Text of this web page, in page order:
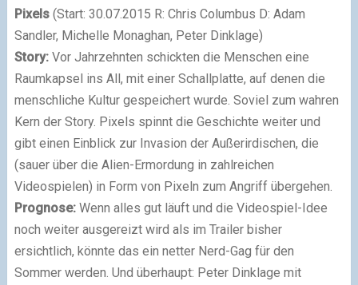
Pixels(Start: 30.07.2015 R: Chris Columbus D: Adam
Sandler, Michelle Monaghan, Peter Dinklage)
Story:Vor Jahrzehnten schickten die Menschen eine
Raumkapsel ins All, mit einer Schallplatte, auf denen die
menschliche Kultur gespeichert wurde. Soviel zum wahren
Kern der Story. Pixels spinnt die Geschichte weiter und
gibt einen Einblick zur Invasion der Außerirdischen, die
(sauer über die Alien-Ermordung in zahlreichen
Videospielen) in Form von Pixeln zum Angriff übergehen.
Prognose:Wenn alles gut läuft und die Videospiel-Idee
noch weiter ausgereizt wird als im Trailer bisher
ersichtlich, könnte das ein netter Nerd-Gag für den
Sommer werden. Und überhaupt: Peter Dinklage mit